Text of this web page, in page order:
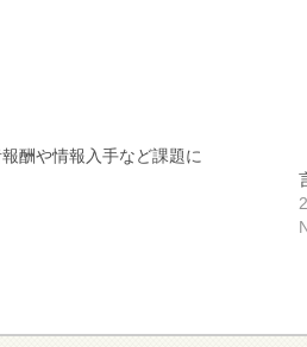
酬や情報入手など課題に